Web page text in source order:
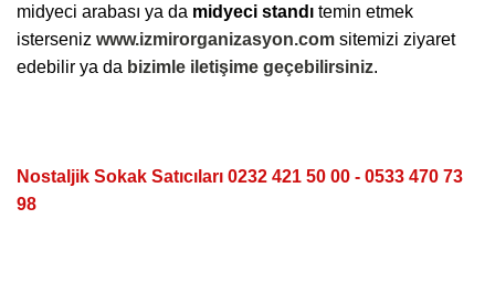
midyeci arabası ya da midyeci standı temin etmek
isterseniz www.izmirorganizasyon.com sitemizi ziyaret
edebilir ya da bizimle iletişime geçebilirsiniz.
Nostaljik Sokak Satıcıları 0232 421 50 00 - 0533 470 73
98